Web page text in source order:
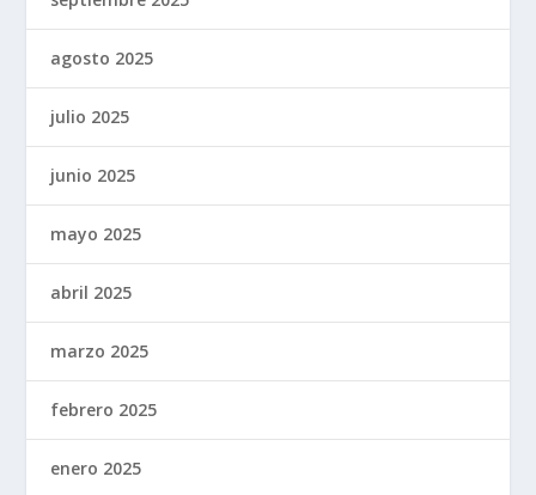
agosto 2025
julio 2025
junio 2025
mayo 2025
abril 2025
marzo 2025
febrero 2025
enero 2025